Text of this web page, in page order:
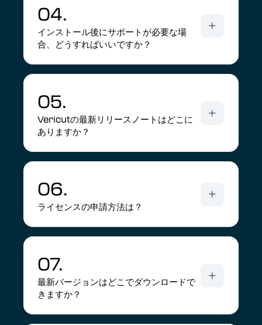
04.
インストール後にサポートが必要な場
合、どうすればいいですか？
05.
Vericutの最新リリースノートはどこに
ありますか？
06.
ライセンスの申請方法は？
07.
最新バージョンはどこでダウンロードで
きますか？